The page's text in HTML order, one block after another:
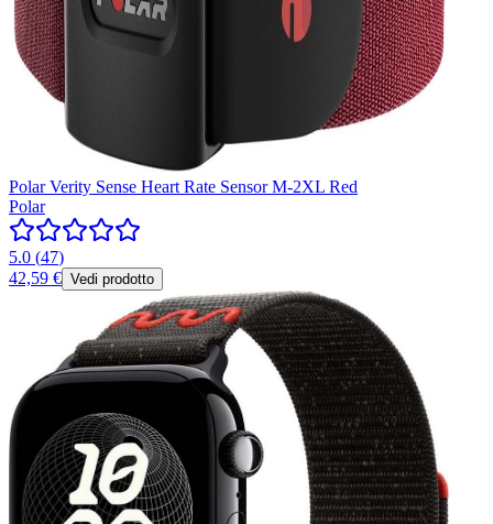
Polar Verity Sense Heart Rate Sensor M-2XL Red
Polar
5.0 (47)
42,59 € Vedi prodotto